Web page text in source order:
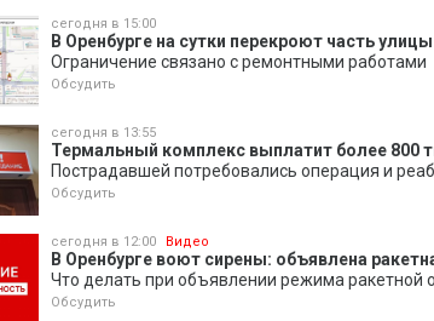
сегодня в 15:00
В Оренбурге на сутки перекроют часть
Ограничение связано с ремонтными работами
Обсудить
сегодня в 13:55
Термальный комплекс выплатит более 800
Пострадавшей потребовались операция и
Обсудить
сегодня в 12:00 Видео
В Оренбурге воют сирены: объявлена
Что делать при объявлении режима ракетной
Обсудить